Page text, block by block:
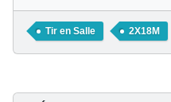
Tir en Salle 2X18M